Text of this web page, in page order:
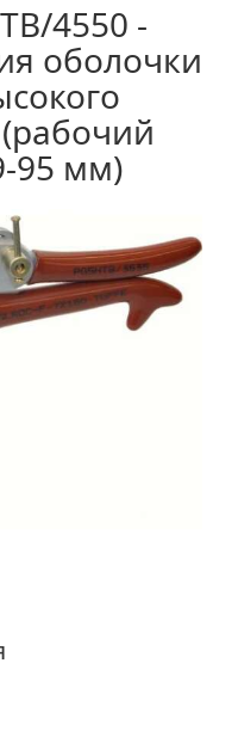
4550 -
оболочки
95 мм)